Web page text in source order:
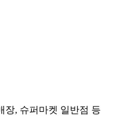
장, 슈퍼마켓 일반점 등